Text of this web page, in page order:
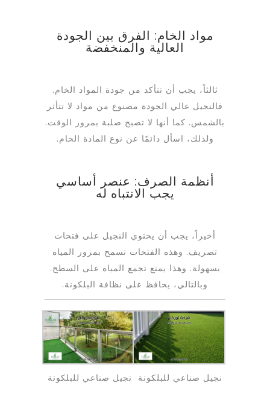
مواد الخام: الفرق بين الجودة
العالية والمنخفضة
ثالثاً، يجب أن تتأكد من جودة المواد الخام.
فالنجيل عالي الجودة مصنوع من مواد لا تتأثر
بالشمس. كما أنها لا تصبح صلبة بمرور الوقت.
ولذلك، اسأل دائمًا عن نوع المادة الخام.
أنظمة الصرف: عنصر أساسي
يجب الانتباه له
أخيراً، يجب أن يحتوي النجيل على فتحات
تصريف. وهذه الفتحات تسمح بمرور المياه
بسهولة. وهذا يمنع تجمع المياه على السطح.
وبالتالي، يحافظ على نظافة البلكونة.
نجيل صناعي للبلكونة نجيل صناعي للبلكونة